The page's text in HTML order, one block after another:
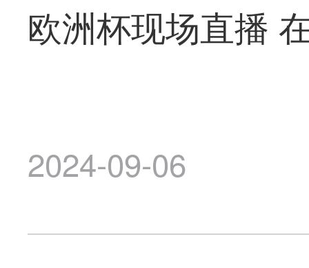
欧洲杯现场直播
2024-09-06